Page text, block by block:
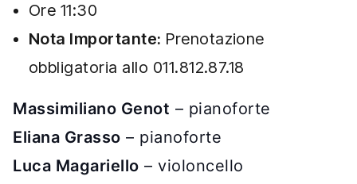
Ore 11:30
Nota Importante: Prenotazione
obbligatoria allo 011.812.87.18
Massimiliano Genot – pianoforte
Eliana Grasso – pianoforte
Luca Magariello – violoncello